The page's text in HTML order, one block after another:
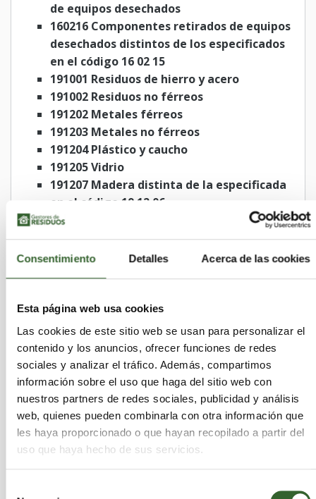
Consentimiento Detalles Acerca de las cookies
Esta página web usa cookies
Las cookies de este sitio web se usan para personalizar el
contenido y los anuncios, ofrecer funciones de redes
sociales y analizar el tráfico. Además, compartimos
información sobre el uso que haga del sitio web con
nuestros partners de redes sociales, publicidad y análisis
web, quienes pueden combinarla con otra información que
les haya proporcionado o que hayan recopilado a partir del
uso que haya hecho de sus servicios.
de equipos desechados
160216 Componentes retirados de equipos
desechados distintos de los especificados
en el código 16 02 15
191001 Residuos de hierro y acero
191002 Residuos no férreos
191202 Metales férreos
191203 Metales no férreos
191204 Plástico y caucho
191205 Vidrio
191207 Madera distinta de la especificada
en el código 19 12 06
191211 Otros residuos (incluidas mezclas
de materiales) procedentes del
tratamiento mecánico de residuos que
de materiales) procedentes del
tratamiento mecánico de residuos,
distintos de los especificados en el código
19 12 11
200123 Equipos desechados que contienen
clorofluorocarburos
200135 Equipos eléctricos y electrónicos
desechados, distintos de los especificados
en los códigos 20 01 21 y 20 01 23, que